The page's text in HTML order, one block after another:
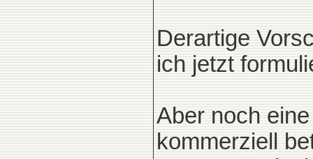
Derartige
ich jetzt
Aber noch
kommerziell